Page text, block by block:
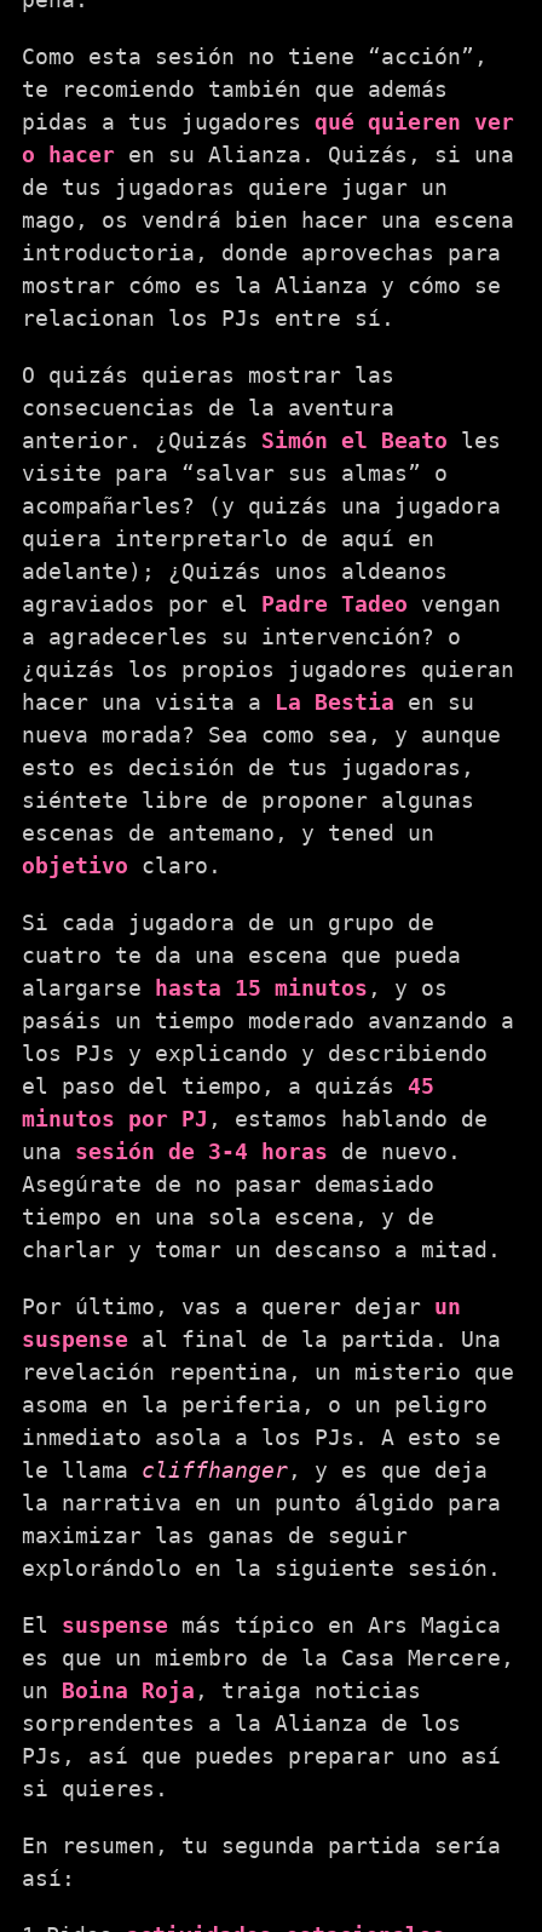
Como esta sesión no tiene “acción”,
te recomiendo también que además
pidas a tus jugadores qué quieren ver
o hacer en su Alianza. Quizás, si una
de tus jugadoras quiere jugar un
mago, os vendrá bien hacer una escena
introductoria, donde aprovechas para
mostrar cómo es la Alianza y cómo se
relacionan los PJs entre sí.
O quizás quieras mostrar las
consecuencias de la aventura
anterior. ¿Quizás Simón el Beato les
visite para “salvar sus almas” o
acompañarles? (y quizás una jugadora
quiera interpretarlo de aquí en
adelante); ¿Quizás unos aldeanos
agraviados por el Padre Tadeo vengan
a agradecerles su intervención? o
¿quizás los propios jugadores quieran
hacer una visita a La Bestia en su
nueva morada? Sea como sea, y aunque
esto es decisión de tus jugadoras,
siéntete libre de proponer algunas
escenas de antemano, y tened un
objetivo claro.
Si cada jugadora de un grupo de
cuatro te da una escena que pueda
alargarse
hasta 15 minutos , y os
pasáis un tiempo moderado avanzando a
los PJs y explicando y describiendo
el paso del tiempo, a quizás 45
minutos por PJ , estamos hablando de
una sesión de 3-4 horas de nuevo.
Asegúrate de no pasar demasiado
tiempo en una sola escena, y de
charlar y tomar un descanso a mitad.
Por último, vas a querer dejar un
suspense al final de la partida. Una
revelación repentina, un misterio que
asoma en la periferia, o un peligro
inmediato asola a los PJs. A esto se
le llama cliffhanger, y es que deja
la narrativa en un punto álgido para
maximizar las ganas de seguir
explorándolo en la siguiente sesión.
El suspense más típico en Ars Magica
es que un miembro de la Casa Mercere,
un Boina Roja , traiga noticias
sorprendentes a la Alianza de los
PJs, así que puedes preparar uno así
si quieres.
En resumen, tu segunda partida sería
así: